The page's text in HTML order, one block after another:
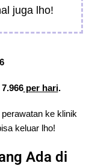
juga lho!
7.966per hari.
ke klinik
keluar lho!
Ada di